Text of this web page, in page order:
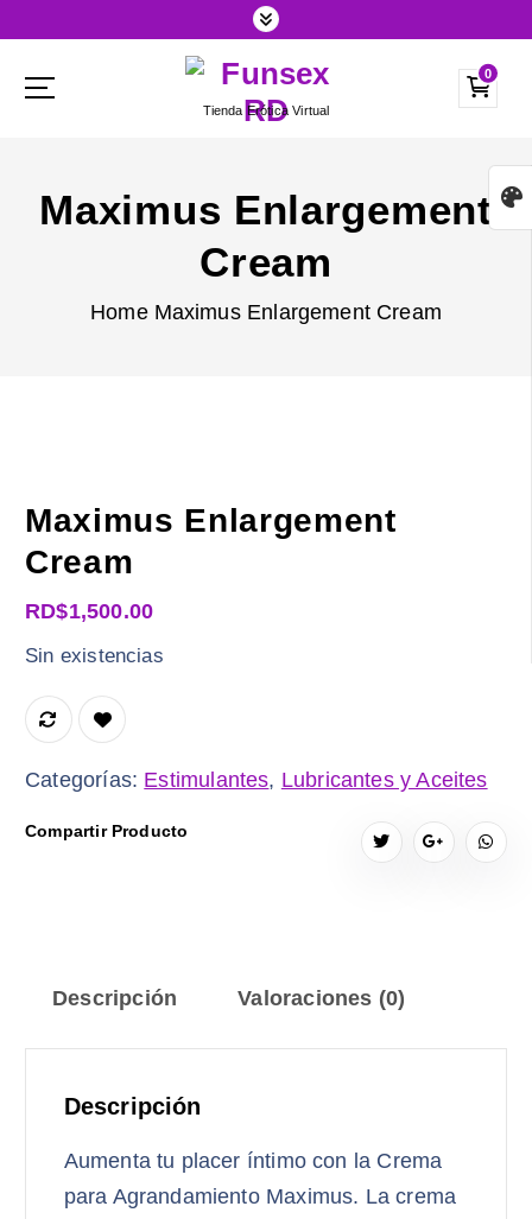
Tienda Erótica Virtual
0
Maximus Enlargement
Cream
Home Maximus Enlargement Cream
Maximus Enlargement
Cream
RD$1,500.00
Sin existencias
Categorías: Estimulantes, Lubricantes y Aceites
Compartir Producto
Descripción Valoraciones (0)
Descripción
Aumenta tu placer íntimo con la Crema
para Agrandamiento Maximus. La crema